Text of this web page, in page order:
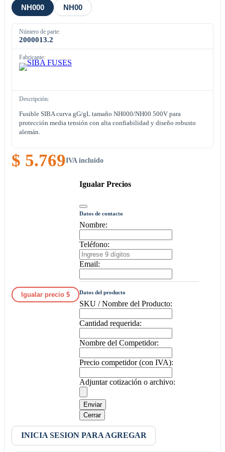
NH000 NH00
Número de parte:
2000013.2
Fabricante:
Descripción:
Fusible SIBA curva gG/gL tamaño NH000/NH00 500V para
protección media tensión con alta confiabilidad y diseño robusto
alemán.
$ 5.769IVA incluido
Igualar precio $
Igualar Precios
Datos de contacto
Nombre:
Teléfono:
Email:
Datos del producto
SKU / Nombre del Producto:
Cantidad requerida:
Nombre del Competidor:
Precio competidor (con IVA):
Adjuntar cotización o archivo:
Enviar
Cerrar
INICIA SESION PARA AGREGAR